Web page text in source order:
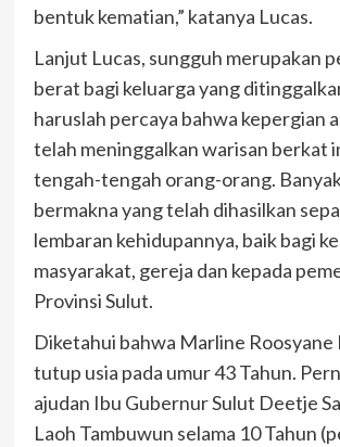
bentuk kematian,” katanya Lucas.
Lanjut Lucas, sungguh merupakan
berat bagi keluarga yang
haruslah percaya bahwa kepergian
telah meninggalkan warisan berkat
tengah-tengah orang-orang.
bermakna yang telah dihasilkan
lembaran kehidupannya, baik bagi
masyarakat, gereja dan kepada
Provinsi Sulut.
Diketahui bahwa Marline
tutup usia pada umur 43 Tahun.
ajudan Ibu Gubernur Sulut Deetje
Laoh Tambuwun selama 10 Tahun